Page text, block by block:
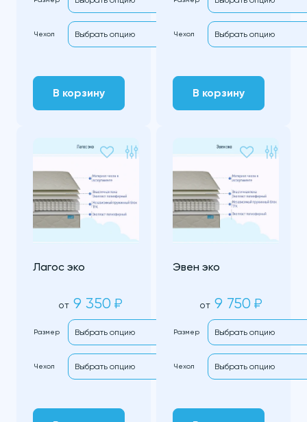
Чехол
В корзину
Чехол
В корзину
Лагос эко
от 9 350 ₽
Размер
Чехол
Эвен эко
от 9 750 ₽
Размер
Чехол